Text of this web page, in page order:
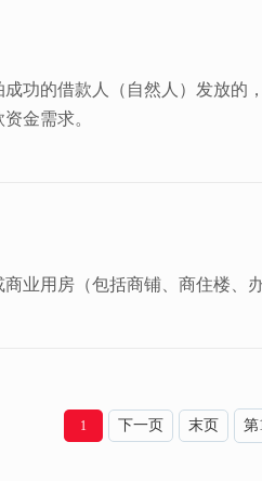
功的借款人（自然人）发放的
金需求。
业用房（包括商铺、商住楼、
1 下一页 末页 第